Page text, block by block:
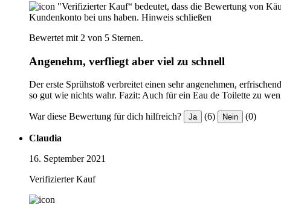
"Verifizierter Kauf“ bedeutet, dass die Bewertung von
Kundenkonto bei uns haben. Hinweis schließen
Bewertet mit 2 von 5 Sternen.
Angenehm, verfliegt aber viel zu schnell
Der erste Sprühstoß verbreitet einen sehr angenehmen,
so gut wie nichts wahr. Fazit: Auch für ein Eau de Toilette zu
War diese Bewertung für dich hilfreich? Ja (6) Nein (0)
Claudia
16. September 2021
Verifizierter Kauf